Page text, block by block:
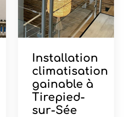
Installation
climatisation
gainable à
Tirepied-
sur-Sée